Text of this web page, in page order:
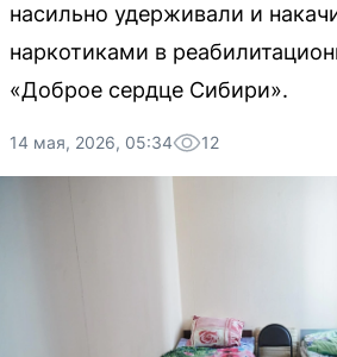
насильно удерживали и
наркотиками в
«Доброе сердце Сибири».
14 мая, 2026, 05:34 12